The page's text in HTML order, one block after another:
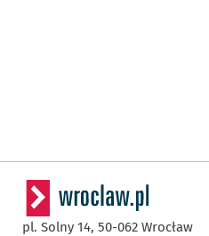
pl. Solny 14, 50-062 Wrocław